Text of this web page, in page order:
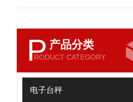
P 产品分类
RODUCT CATEGORY
电子台秤